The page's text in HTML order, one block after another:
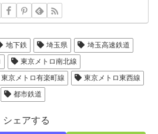
地下鉄 埼玉県
埼玉高速鉄道
東京メトロ南北線
東京メトロ有楽町線
東京メトロ東西線
都市鉄道
シェアする